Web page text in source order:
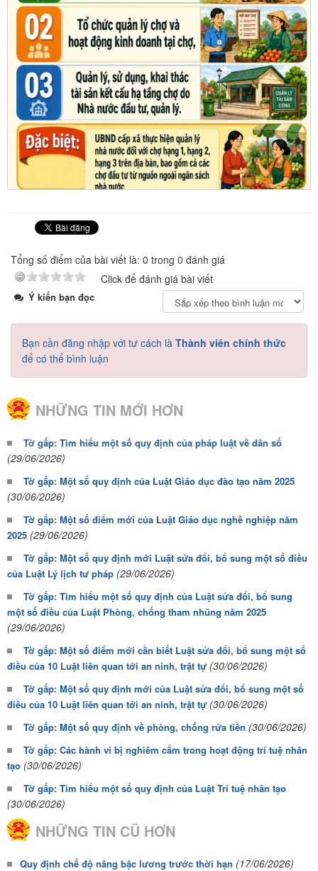
Tổng số điểm của bài viết là: 0 trong 0 đánh giá
Click để đánh giá bài viết
Ý kiến bạn đọc
Bạn cần đăng nhập với tư cách là Thành viên chính thức
để có thể bình luận
NHỮNG TIN MỚI HƠN
Tờ gấp: Tìm hiểu một số quy định của pháp luật về dân số
(29/06/2026)
Tờ gấp: Một số quy định của Luật Giáo dục đào tạo năm 2025
(30/06/2026)
Tờ gấp: Một số điểm mới của Luật Giáo dục nghề nghiệp năm
2025 (29/06/2026)
Tờ gấp: Một số quy định mới Luật sửa đổi, bổ sung một số điều
của Luật Lý lịch tư pháp (29/06/2026)
Tờ gấp: Tìm hiểu một số quy định của Luật sửa đổi, bổ sung
một số điều của Luật Phòng, chống tham nhũng năm 2025
(29/06/2026)
Tờ gấp: Một số điểm mới cần biết Luật sửa đổi, bổ sung một số
điều của 10 Luật liên quan tới an ninh, trật tự (30/06/2026)
Tờ gấp: Một số quy định mới của Luật sửa đổi, bổ sung một số
điều của 10 Luật liên quan tới an ninh, trật tự (30/06/2026)
Tờ gấp: Một số quy định về phòng, chống rửa tiền (30/06/2026)
Tờ gấp: Các hành vi bị nghiêm cấm trong hoạt động trí tuệ nhân
tạo (30/06/2026)
Tờ gấp: Tìm hiểu một số quy định của Luật Trí tuệ nhân tạo
(30/06/2026)
NHỮNG TIN CŨ HƠN
Quy định chế độ nâng bậc lương trước thời hạn (17/06/2026)